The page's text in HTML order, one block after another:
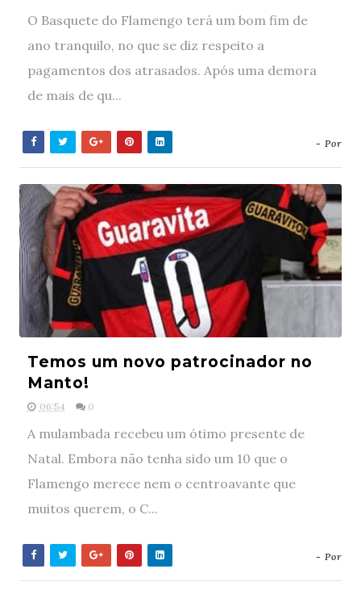
O Basquete do Flamengo terá um bom fim de
ano tranquilo, no que se diz respeito a
pagamentos dos atrasados. Após uma demora
de mais de qu...
- Por
Temos um novo patrocinador no
Manto!
06:54 0
A mulambada recebeu um ótimo presente de
Natal. Embora não tenha sido um 10 que o
Flamengo merece nem o centroavante que
muitos querem, o C...
- Por